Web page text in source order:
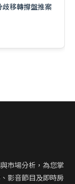
移轉撐盤推案
市場分析，為您掌
影音節目及即時房